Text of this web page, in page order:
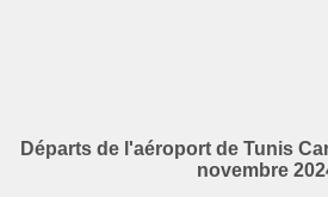
Départs de l'aéroport de Tunis
novembre